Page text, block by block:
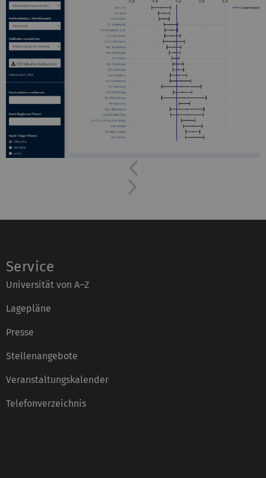
Previous
Service
Universität von A–Z
Lagepläne
Presse
Stellenangebote
Veranstaltungskalender
Telefonverzeichnis